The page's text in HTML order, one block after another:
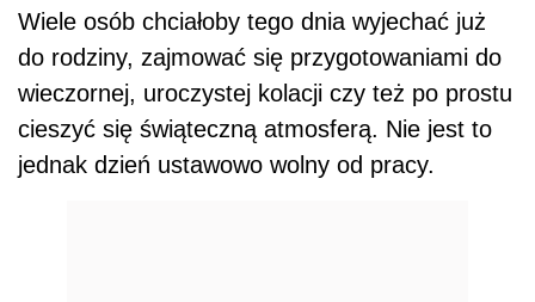
Wiele osób chciałoby tego dnia wyjechać już
do rodziny, zajmować się przygotowaniami do
wieczornej, uroczystej kolacji czy też po prostu
cieszyć się świąteczną atmosferą. Nie jest to
jednak dzień ustawowo wolny od pracy.